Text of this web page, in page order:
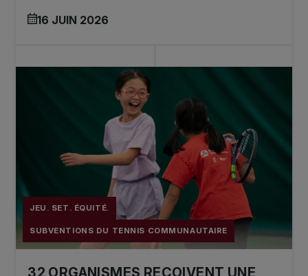
16 JUIN 2026
JEU. SET. ÉQUITÉ.
SUBVENTIONS DU TENNIS COMMUNAUTAIRE
32 ORGANISMES REÇOIVENT UNE